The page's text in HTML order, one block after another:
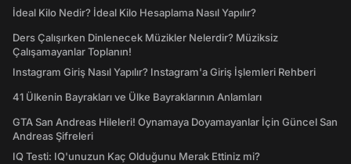
İdeal Kilo Nedir? İdeal Kilo Hesaplama Nasıl Yapılır?
Ders Çalışırken Dinlenecek Müzikler Nelerdir? Müziksiz
Çalışamayanlar Toplanın!
Instagram Giriş Nasıl Yapılır? Instagram'a Giriş İşlemleri Rehberi
41 Ülkenin Bayrakları ve Ülke Bayraklarının Anlamları
GTA San Andreas Hileleri! Oynamaya Doyamayanlar İçin Güncel San
Andreas Şifreleri
IQ Testi: IQ'unuzun Kaç Olduğunu Merak Ettiniz mi?